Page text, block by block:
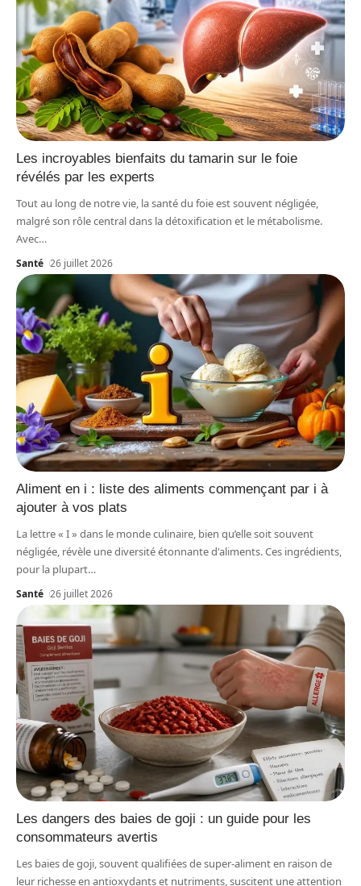
Les incroyables bienfaits du tamarin sur le foie
révélés par les experts
Tout au long de notre vie, la santé du foie est souvent négligée,
malgré son rôle central dans la détoxification et le métabolisme.
Avec…
Santé 26 juillet 2026
Aliment en i : liste des aliments commençant par i à
ajouter à vos plats
La lettre « I » dans le monde culinaire, bien qu’elle soit souvent
négligée, révèle une diversité étonnante d'aliments. Ces ingrédients,
pour la plupart…
Santé 26 juillet 2026
Les dangers des baies de goji : un guide pour les
consommateurs avertis
Les baies de goji, souvent qualifiées de super-aliment en raison de
leur richesse en antioxydants et nutriments, suscitent une attention